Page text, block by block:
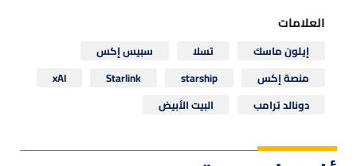
العلامات
إيلون ماسك تسلا
سبيس إكس
منصة إكس
starship
Starlink
xAI
دونالد ترامب
البيت الأبيض